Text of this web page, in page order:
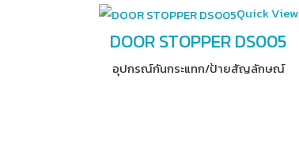
Quick View
DOOR STOPPER DS005
อุปกรณ์​กันกระแทก/ป้ายสัญลักษณ์